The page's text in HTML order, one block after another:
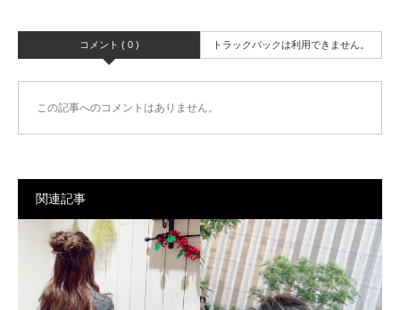
コメント ( 0 ) トラックバックは利用できません。
この記事へのコメントはありません。
関連記事